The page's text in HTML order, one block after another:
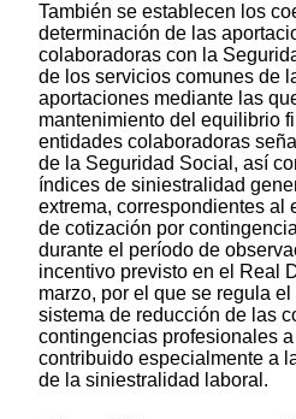
También se establecen los
determinación de las
colaboradoras con la
de los servicios comunes de
aportaciones mediante las
mantenimiento del equilibrio
entidades colaboradoras
de la Seguridad Social, así
índices de siniestralidad
extrema, correspondientes al
de cotización por
durante el período de
incentivo previsto en el Real
marzo, por el que se regula
sistema de reducción de las
contingencias profesionales
contribuido especialmente a
de la siniestralidad laboral.